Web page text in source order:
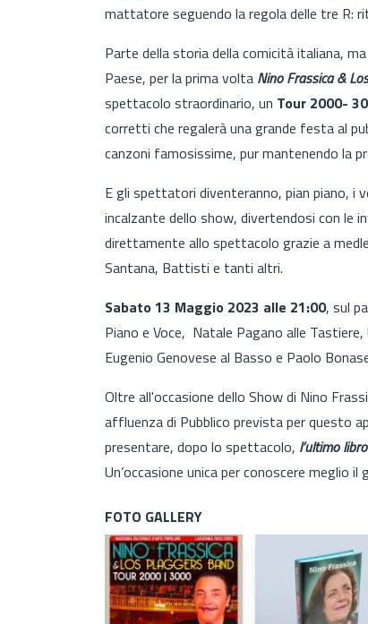
mattatore seguendo la regola delle tre R:
Parte della storia della comicità italiana,
Paese, per la prima volta Nino Frassica &
spettacolo straordinario, un Tour 2000-
corretti che regalerà una grande festa al
canzoni famosissime, pur mantenendo la
E gli spettatori diventeranno, pian piano, i
incalzante dello show, divertendosi con le
direttamente allo spettacolo grazie a
Santana, Battisti e tanti altri.
Sabato 13 Maggio 2023 alle 21:00, sul
Piano e Voce, Natale Pagano alle
Eugenio Genovese al Basso e Paolo
Oltre all'occasione dello Show di Nino
affluenza di Pubblico prevista per questo
presentare, dopo lo spettacolo, l’ultimo
Un’occasione unica per conoscere meglio
FOTO GALLERY